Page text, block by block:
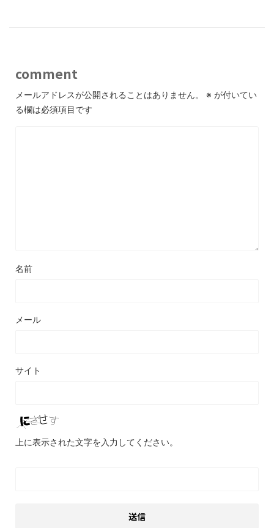
comment
メールアドレスが公開されることはありません。 ※ が付いてい
る欄は必須項目です
名前
メール
サイト
上に表示された文字を入力してください。